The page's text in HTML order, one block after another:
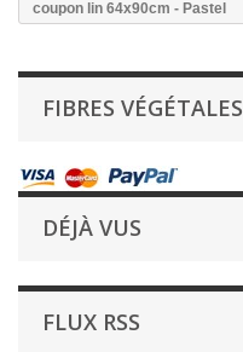
coupon lin 64x90cm - Pastel
FIBRES VÉGÉTALES
DÉJÀ VUS
FLUX RSS